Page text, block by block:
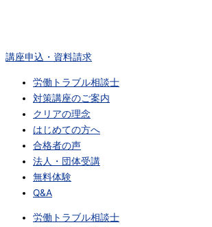
ス
講座申込・資料請求
労働トラブル相談士
対策講座のご案内
クリアの理念
はじめての方へ
合格者の声
法人・団体受講
無料体験
Q&A
労働トラブル相談士